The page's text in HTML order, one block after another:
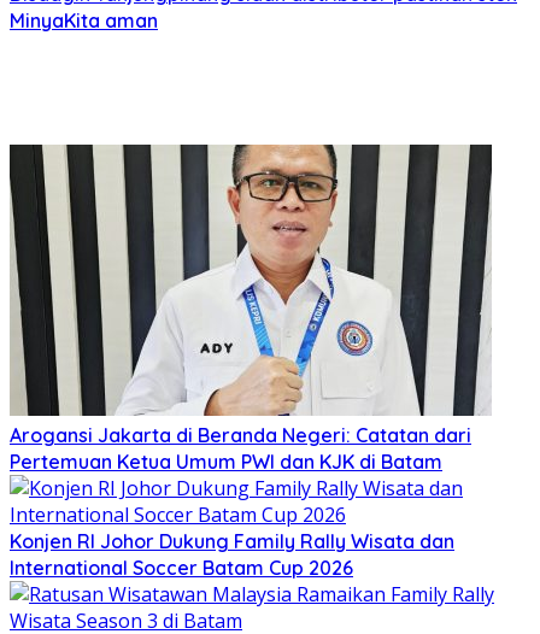
MinyaKita aman
Arogansi Jakarta di Beranda Negeri: Catatan dari
Pertemuan Ketua Umum PWI dan KJK di Batam
Konjen RI Johor Dukung Family Rally Wisata dan
International Soccer Batam Cup 2026